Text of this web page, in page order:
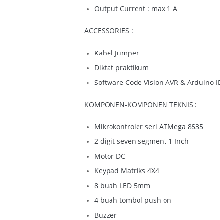
Output Current : max 1 A
ACCESSORIES :
Kabel Jumper
Diktat praktikum
Software Code Vision AVR & Arduino
KOMPONEN-KOMPONEN TEKNIS :
Mikrokontroler seri ATMega 8535
2 digit seven segment 1 Inch
Motor DC
Keypad Matriks 4X4
8 buah LED 5mm
4 buah tombol push on
Buzzer